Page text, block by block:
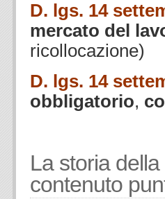
D. lgs. 14
mercato del
ricollocazione)
D. lgs. 14
obbligatorio,
La storia
contenuto